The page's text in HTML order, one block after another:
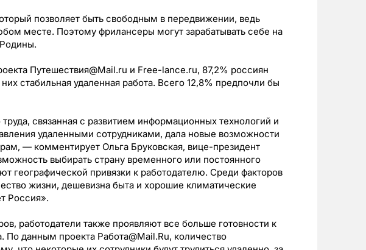
позволяет быть свободным в передвижении, ведь
месте. Поэтому фрилансеры могут зарабатывать себе на
Путешествия@Mail.ru и Free-lance.ru, 87,2% россиян
стабильная удаленная работа. Всего 12,8% предпочли бы
связанная с развитием информационных технологий и
удаленными сотрудниками, дала новые возможности
— комментирует Ольга Бруковская, вице-президент
выбирать страну временного или постоянного
географической привязки к работодателю. Среди факторов
жизни, дешевизна быта и хорошие климатические
Россия».
работодатели также проявляют все больше готовности к
По данным проекта Работа@Mail.Ru, количество